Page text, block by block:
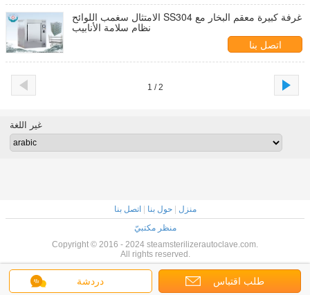
الامتثال سغمب اللوائح SS304 غرفة كبيرة معقم البخار مع
نظام سلامة الأنابيب
اتصل بنا
1 / 2
دردشة طلب اقتباس
غير اللغة
منزل |حول بنا
اتصل بنا
منظر مكتبيّ
Copyright © 2016 - 2024 steamsterilizerautoclave.com.
All rights reserved.